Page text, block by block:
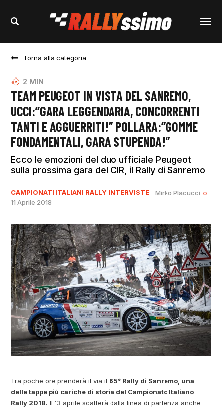
Torna alla categoria
2 MIN
TEAM PEUGEOT IN VISTA DEL SANREMO,
UCCI:”GARA LEGGENDARIA, CONCORRENTI
TANTI E AGGUERRITI!” POLLARA:”GOMME
FONDAMENTALI, GARA STUPENDA!”
Ecco le emozioni del duo ufficiale Peugeot
sulla prossima gara del CIR, il Rally di Sanremo
CAMPIONATI ITALIANI RALLY INTERVISTE
Mirko Placucci
11 Aprile 2018
Tra poche ore prenderà il via il 65° Rally di Sanremo, una
delle tappe più cariche di storia del Campionato Italiano
Rally 2018. Il 13 aprile scatterà dalla linea di partenza anche